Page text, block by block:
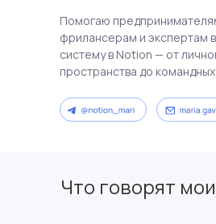
Помогаю
фрилансерам и экспертам
систему в Notion — от
пространства до
Что говорят